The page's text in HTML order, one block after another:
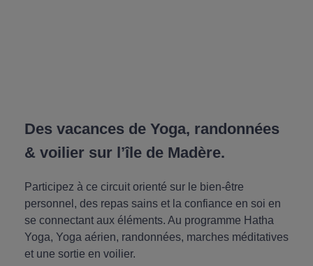
Des vacances de Yoga, randonnées
& voilier sur l’île de Madère.
Participez à ce circuit orienté sur le bien-être
personnel, des repas sains et la confiance en soi en
se connectant aux éléments. Au programme Hatha
Yoga, Yoga aérien, randonnées, marches méditatives
et une sortie en voilier.